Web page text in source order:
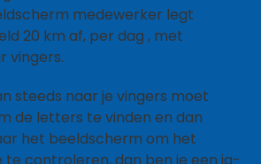
medewerker legt
20 km af, per dag , met
vingers.
steeds naar je vingers moet
de letters te vinden en dan
het beeldscherm om het
controleren, dan ben je een ja-